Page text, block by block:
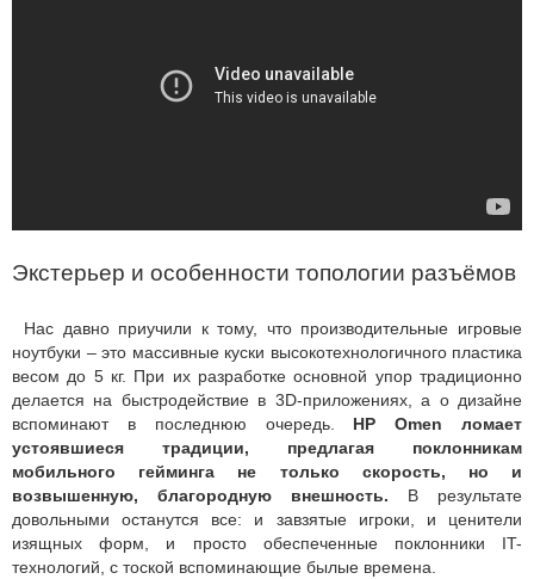
Экстерьер и особенности топологии разъёмов
Нас давно приучили к тому, что производительные игровые
ноутбуки – это массивные куски высокотехнологичного пластика
весом до 5 кг. При их разработке основной упор традиционно
делается на быстродействие в 3D-приложениях, а о дизайне
вспоминают в последнюю очередь. HP Omen ломает
устоявшиеся традиции, предлагая поклонникам
мобильного гейминга не только скорость, но и
возвышенную, благородную внешность. В результате
довольными останутся все: и завзятые игроки, и ценители
изящных форм, и просто обеспеченные поклонники IT-
технологий, с тоской вспоминающие былые времена.